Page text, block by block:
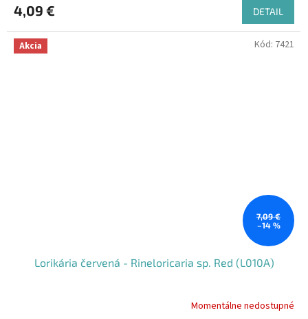
4,09 € DETAIL
Akcia
7,09 €
–14 %
Lorikária červená - Rineloricaria sp. Red (L010A)
Momentálne nedostupné
Kód: 7421